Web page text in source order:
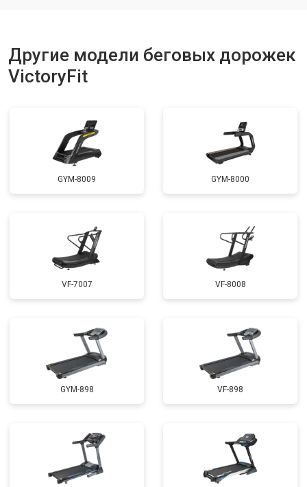
Другие модели беговых дорожек
VictoryFit
GYM-8009 GYM-8000
VF-7007 VF-8008
GYM-898 VF-898